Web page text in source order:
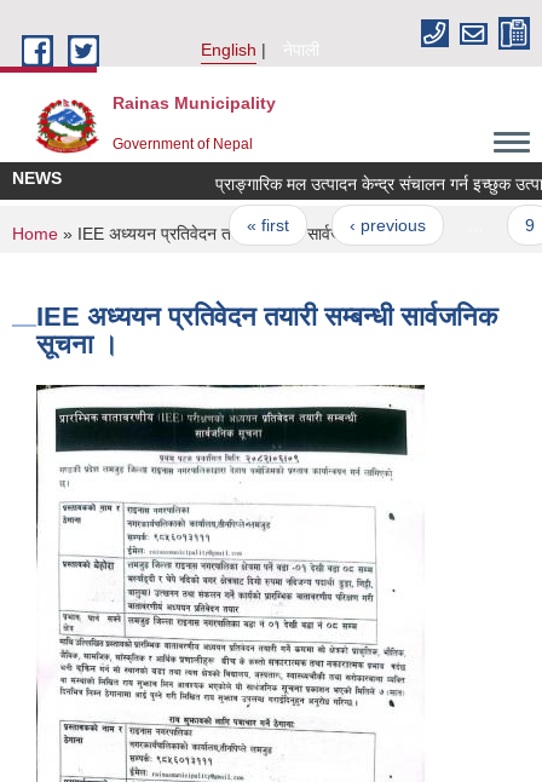
English
नेपाली
Rainas Municipality
Government of Nepal
NEWS
Pages
« first ‹ previous 9
You are here
Home » IEE अध्ययन प्रतिवेदन तयारी सम्बन्धी सार्वजनिक सूचना ।
IEE अध्ययन प्रतिवेदन तयारी सम्बन्धी सार्वजनिक
सूचना ।